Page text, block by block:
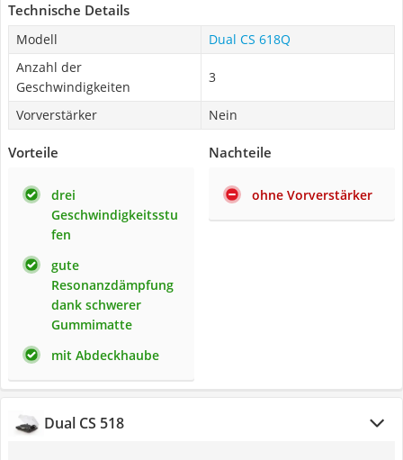
Technische Details
Modell
Dual CS 618Q
Anzahl der
Geschwindigkeiten
3
Vorverstärker Nein
Vorteile
drei
Geschwindigkeitsstu
fen
gute
Resonanzdämpfung
dank schwerer
Gummimatte
mit Abdeckhaube
Nachteile
ohne Vorverstärker
Dual CS 518